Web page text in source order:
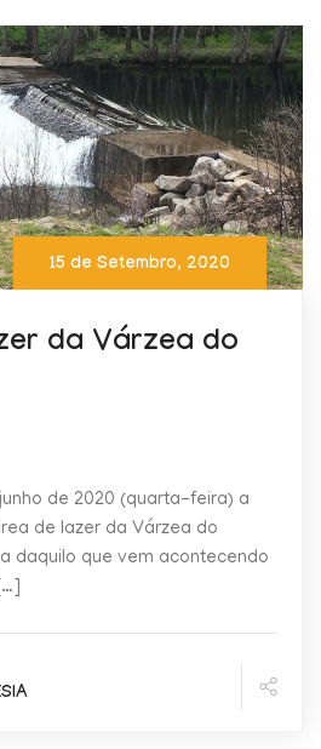
15 de Setembro, 2020
da Várzea do
de 2020 (quarta-feira) a
de lazer da Várzea do
daquilo que vem acontecendo